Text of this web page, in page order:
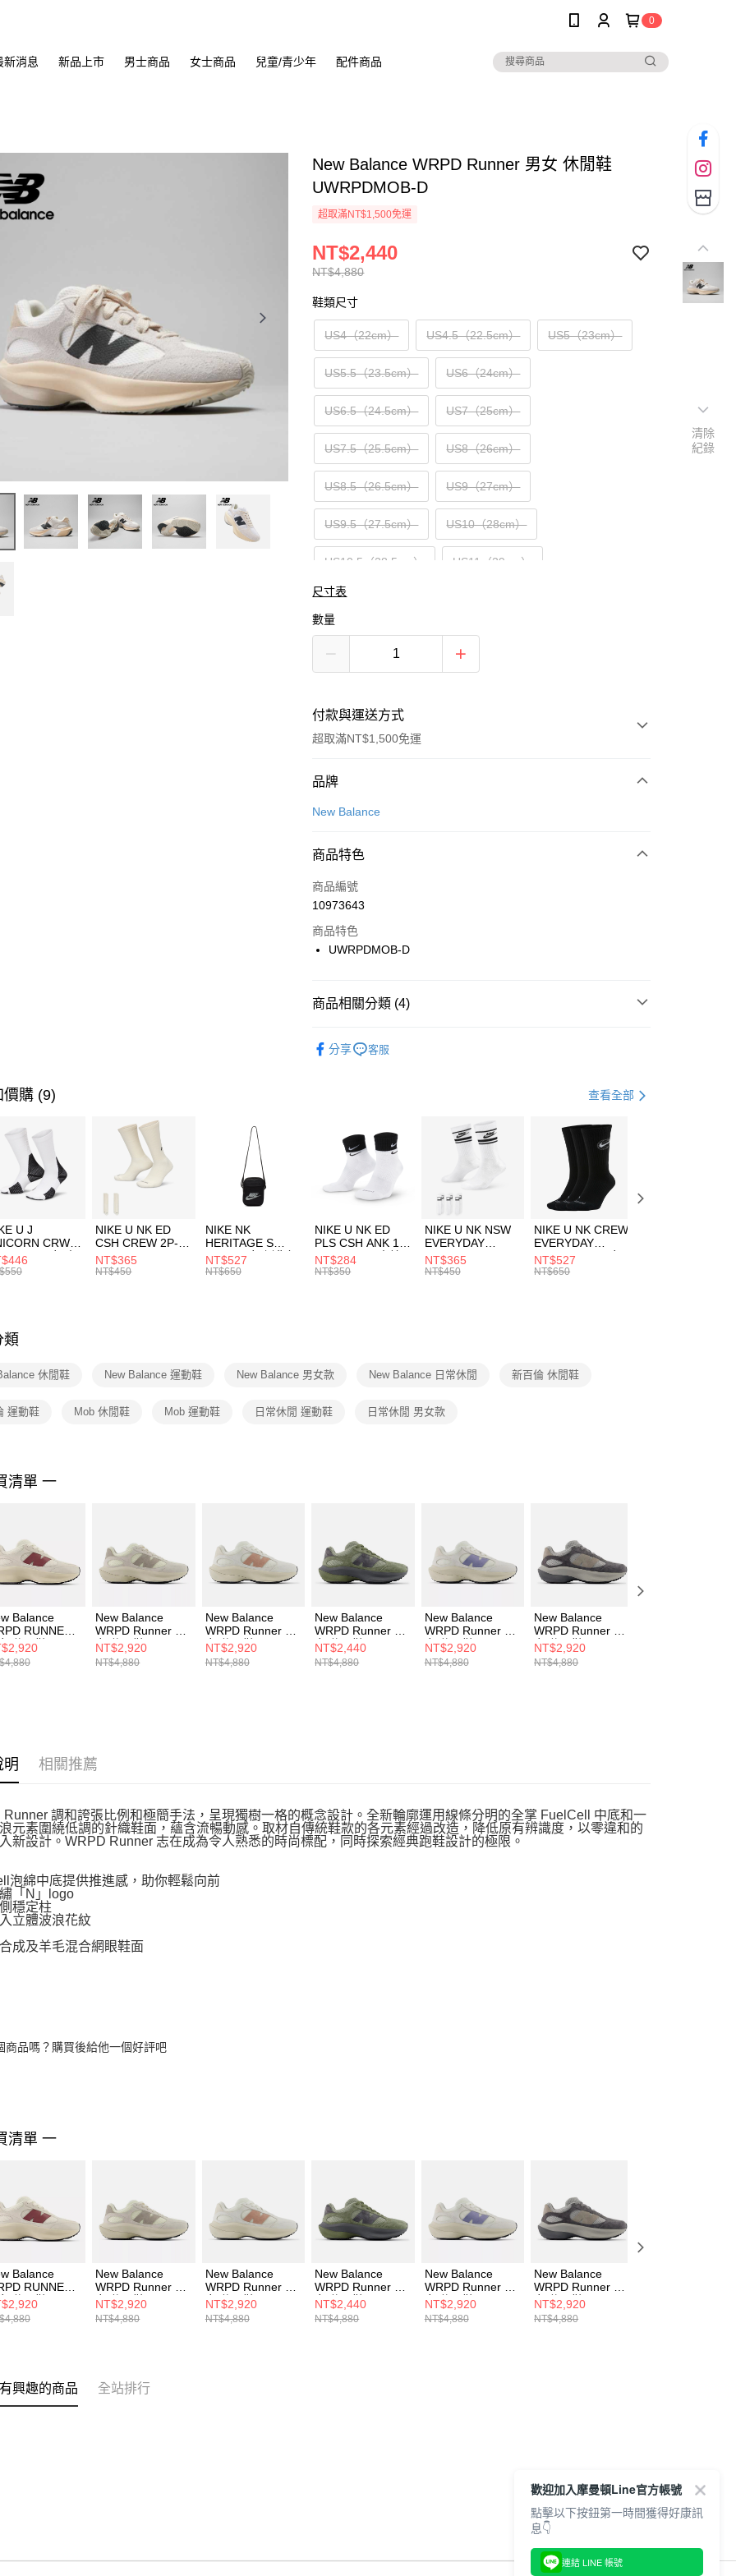
0
新消息 新品上市 男士商品 女士商品 兒童/青少年 配件商品
New Balance WRPD Runner 男女 休閒鞋
UWRPDMOB-D
超取滿NT$1,500免運
NT$4,880
NT$2,440
鞋類尺寸
US4（22cm） US4.5（22.5cm） US5（23cm）
US5.5（23.5cm） US6（24cm）
US6.5（24.5cm） US7（25cm）
US7.5（25.5cm） US8（26cm）
US8.5（26.5cm） US9（27cm）
US9.5（27.5cm） US10（28cm）
US10.5（28.5cm） US11（29cm）
US12（30cm）
尺寸表
數量
付款與運送方式
超取滿NT$1,500免運
付款方式
信用卡一次付款
合作金庫商業銀行
華南商業銀行
上海商業儲蓄銀行
國泰世華商業銀行
聯邦商業銀行
台新國際商業銀行
LINE Pay
Apple Pay
【關於「AFTEE先享後付」】
３．安心：先確認商品／服務後，再付款。
【「AFTEE先享後付」結帳流程】
１．於結帳方式選擇「AFTEE先享後付」後，將跳轉至「AFTEE先享後
付」結帳頁面，進行簡訊認證並確認金額後，即可完成結帳。
２．訂單成立數日內，您將收到繳費通知簡訊。
３．收到繳費通知簡訊後14天內，點擊此簡訊中的連結，可透過四大超商
／ATM／網路銀行／等多元方式進行付款，方視為交易完成。
※ 請注意：結帳手續完成當下不需立刻繳費，但若您需要取消訂單，請聯
絡購買商品的店家。未經商家同意取消之訂單仍視為有效，需透過AFTEE
先享後付繳納相關費用。
１．透過由恩沛科技股份有限公司提供之「AFTEE先享後付」服務完成之
交易，需依本服務之必要範圍內提供個人資料，並將交易相關給付款項請
２．關於個人資料處理事宜，請瀏覽以下網址：
形，恩沛科技股份有限公司將有權停止該用戶之使用額度並採取法律行
動。
每筆NT$100，滿NT$1,500(含以上)免運費
每筆NT$100，滿NT$1,500(含以上)免運費
品牌
New Balance
商品特色
商品編號
10973643
商品特色
UWRPDMOB-D
商品相關分類 (4)
分享 客服
價購 (9) 查看全部
U J
CRW
-160 男女 中
FZ3393100
NIKE U NK ED
CSH CREW 2P-
144 EMBRDY 男
女 短統襪
NT$365
NT$450
NIKE NK
HERITAGE S
SMIT 男女 側背包
BA5871010
NT$527
NT$650
NIKE U NK ED
PLS CSH ANK 1P
144 DBL 男 中統
襪 DH4058104
NT$284
NT$350
NIKE U NK NSW
EVERYDAY
ESSENTIAL CR
男女 短統襪
NT$365
NT$450
NIKE U NK CREW
EVERYDAY
BBALL 3PR 男女
長統襪
NT$527
NT$650
類
休閒鞋 New Balance 運動鞋 New Balance 男女款 New Balance 日常休閒 新百倫 休閒鞋
運動鞋 Mob 休閒鞋 Mob 運動鞋 日常休閒 運動鞋 日常休閒 男女款
清單 一
Balance
RUNNER
休閒鞋
D
New Balance
WRPD Runner 男
女 休閒鞋
UWRPDHSB-D
NT$2,920
NT$4,880
New Balance
WRPD Runner 男
女 休閒鞋
UWRPDWHB-D
NT$2,920
NT$4,880
New Balance
WRPD Runner 男
女 休閒鞋
UWRPDHSD-D
NT$2,440
NT$4,880
New Balance
WRPD Runner 男
女 休閒鞋
UWRPDWHA-D
NT$2,920
NT$4,880
New Balance
WRPD Runner 男
女 休閒鞋
UWRPDHSA-D
NT$2,920
NT$4,880
明 相關推薦
Runner 調和誇張比例和極簡手法，呈現獨樹一格的概念設計。全新輪廓運用線條分明的全掌 FuelCell 中底和一
元素圍繞低調的針織鞋面，蘊含流暢動感。取材自傳統鞋款的各元素經過改造，降低原有辨識度，以零違和的
新設計。WRPD Runner 志在成為令人熟悉的時尚標配，同時探索經典跑鞋設計的極限。
泡綿中底提供推進感，助你輕鬆向前
「N」logo
穩定柱
立體波浪花紋
成及羊毛混合網眼鞋面
商品嗎？購買後給他一個好評吧
清單 一
Balance
RUNNER
休閒鞋
D
New Balance
WRPD Runner 男
女 休閒鞋
UWRPDHSB-D
NT$2,920
NT$4,880
New Balance
WRPD Runner 男
女 休閒鞋
UWRPDWHB-D
NT$2,920
NT$4,880
New Balance
WRPD Runner 男
女 休閒鞋
UWRPDHSD-D
NT$2,440
NT$4,880
New Balance
WRPD Runner 男
女 休閒鞋
UWRPDWHA-D
NT$2,920
NT$4,880
New Balance
WRPD Runner 男
女 休閒鞋
UWRPDHSA-D
NT$2,920
NT$4,880
興趣的商品 全站排行
清除
紀錄
歡迎加入摩曼頓Line官方帳號
點擊以下按鈕第一時間獲得好康訊
息👇
連結 LINE 帳號